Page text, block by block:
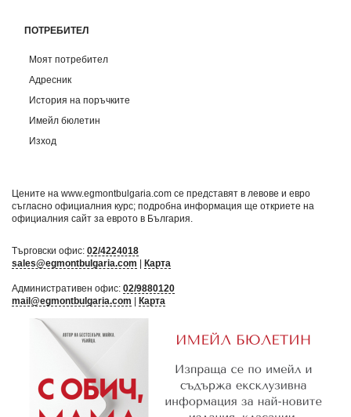
ПОТРЕБИТЕЛ
Моят потребител
Адресник
История на поръчките
Имейл бюлетин
Изход
Цените на www.egmontbulgaria.com се представят в левове и евро
съгласно официалния курс; подробна информация ще откриете на
официалния сайт за еврото в България
Търговски офис: 02/4224018
sales@egmontbulgaria.com
Карта
Административен офис: 02/9880120
mail@egmontbulgaria.com
Карта